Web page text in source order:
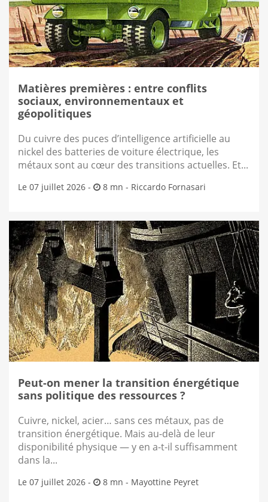
Matières premières : entre conflits
sociaux, environnementaux et
géopolitiques
Du cuivre des puces d’intelligence artificielle au
nickel des batteries de voiture électrique, les
métaux sont au cœur des transitions actuelles. Et...
Le 07 juillet 2026 - 8 mn - Riccardo Fornasari
Peut-on mener la transition énergétique
sans politique des ressources ?
Cuivre, nickel, acier… sans ces métaux, pas de
transition énergétique. Mais au-delà de leur
disponibilité physique — y en a-t-il suffisamment
dans la...
Le 07 juillet 2026 - 8 mn - Mayottine Peyret